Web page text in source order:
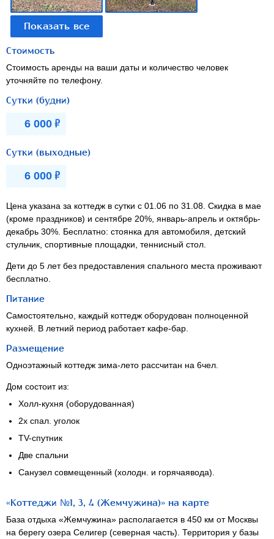
Стоимость
Стоимость аренды на ваши даты и количество человек
уточняйте по телефону.
Сутки (будни)
6 000 Р
Сутки (выходные)
6 000 Р
Цена указана за коттедж в сутки с 01.06 по 31.08. Скидка в мае
(кроме праздников) и сентябре 20%, январь-апрель и октябрь-
декабрь 30%. Бесплатно: стоянка для автомобиля, детский
стульчик, спортивные площадки, теннисный стол.
Дети до 5 лет без предоставления спального места проживают
бесплатно.
Питание
Самостоятельно, каждый коттедж оборудован полноценной
кухней. В летний период работает кафе-бар.
Размещение
Одноэтажный коттедж зима-лето рассчитан на 6чел.
Дом состоит из:
Холл-кухня (оборудованная)
2х спал. уголок
TV-спутник
Две спальни
Санузел совмещенный (холодн. и горячаявода).
«Коттеджи №1, 3, 4 (Жемчужина)» на карте
База отдыха «Жемчужина» располагается в 450 км от Москвы
на берегу озера Селигер (северная часть). Территория у базы